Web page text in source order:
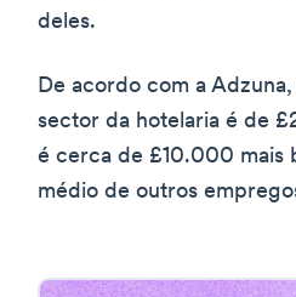
deles.
De acordo com a
sector da hotelaria é de
é cerca de £10.000 mais
médio de outros